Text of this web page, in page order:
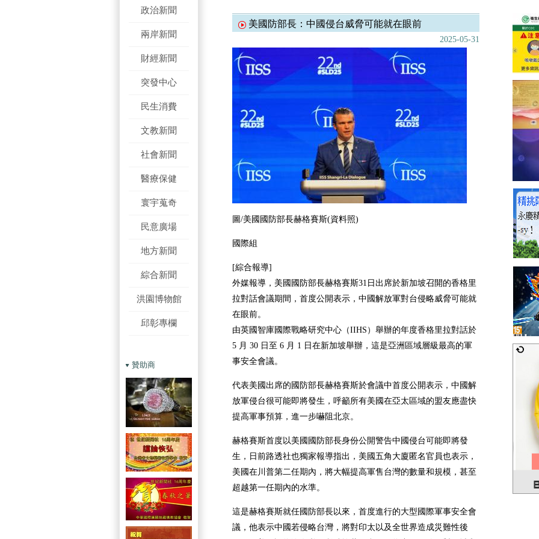
政治新聞
兩岸新聞
財經新聞
突發中心
民生消費
文教新聞
社會新聞
醫療保健
寰宇蒐奇
民意廣場
地方新聞
綜合新聞
洪園博物館
邱彰專欄
贊助商
美國防部長：中國侵台威脅可能就在眼前
2025-05-31
圖/美國國防部長赫格賽斯(資料照)
國際組
[綜合報導]
外媒報導，美國國防部長赫格賽斯31日出席於新加坡召開的香格里
拉對話會議期間，首度公開表示，中國解放軍對台侵略威脅可能就
在眼前。
由英國智庫國際戰略研究中心（IIHS）舉辦的年度香格里拉對話於
5 月 30 日至 6 月 1 日在新加坡舉辦，這是亞洲區域層級最高的軍
事安全會議。
代表美國出席的國防部長赫格賽斯於會議中首度公開表示，中國解
放軍侵台很可能即將發生，呼籲所有美國在亞太區域的盟友應盡快
提高軍事預算，進一步嚇阻北京。
赫格賽斯首度以美國國防部長身份公開警告中國侵台可能即將發
生，日前路透社也獨家報導指出，美國五角大廈匿名官員也表示，
美國在川普第二任期內，將大幅提高軍售台灣的數量和規模，甚至
超越第一任期內的水準。
這是赫格賽斯就任國防部長以來，首度進行的大型國際軍事安全會
議，他表示中國若侵略台灣，將對印太以及全世界造成災難性後